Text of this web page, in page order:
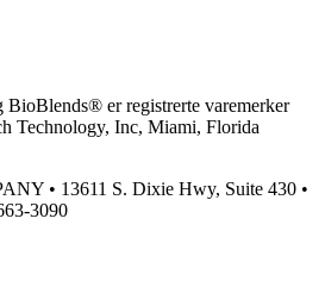
er registrerte varemerker
Technology, Inc, Miami, Florida
• 13611 S. Dixie Hwy, Suite 430 •
3090